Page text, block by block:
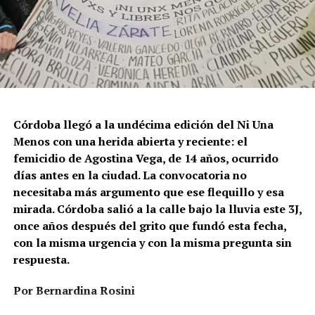
Córdoba llegó a la undécima edición del Ni Una
Menos con una herida abierta y reciente: el
femicidio de Agostina Vega, de 14 años, ocurrido
días antes en la ciudad. La convocatoria no
necesitaba más argumento que ese flequillo y esa
mirada. Córdoba salió a la calle bajo la lluvia este 3J,
once años después del grito que fundó esta fecha,
con la misma urgencia y con la misma pregunta sin
respuesta.
Por Bernardina Rosini